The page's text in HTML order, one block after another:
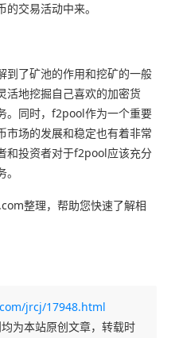
交易活动中来。
了矿池的作用和挖矿的一般
活地挖掘自己喜欢的加密货
。同时，f2pool作为一个重要
市场的发展和稳定也有着非常
和投资者对于f2pool应该充分
整理，帮助您快速了解相
jrcj/17948.html
为本站原创文章，转载时